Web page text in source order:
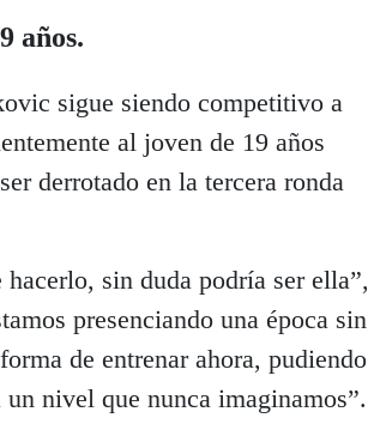
años.
sigue siendo competitivo a
al joven de 19 años
derrotado en la tercera ronda
sin duda podría ser ella”,
presenciando una época sin
de entrenar ahora, pudiendo
nivel que nunca imaginamos”.